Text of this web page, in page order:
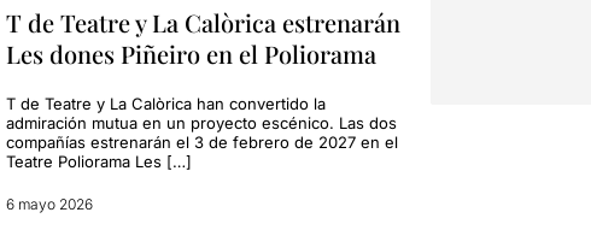
T de Teatre y La Calòrica estrenarán
Les dones Piñeiro en el Poliorama
T de Teatre y La Calòrica han convertido la
admiración mutua en un proyecto escénico. Las dos
compañías estrenarán el 3 de febrero de 2027 en el
Teatre Poliorama Les […]
6 mayo 2026